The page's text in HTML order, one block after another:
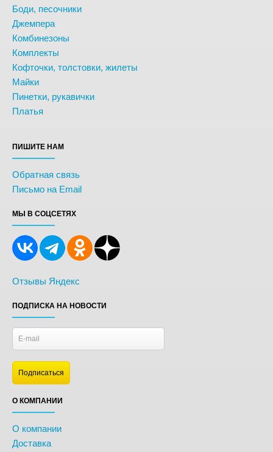
Боди, песочники
Джемпера
Комбинезоны
Комплекты
Кофточки, толстовки, жилеты
Майки
Пинетки, рукавички
Платья
ПИШИТЕ НАМ
Обратная связь
Письмо на Email
МЫ В СОЦСЕТЯХ
Отзывы Яндекс
ПОДПИСКА НА НОВОСТИ
О КОМПАНИИ
О компании
Доставка